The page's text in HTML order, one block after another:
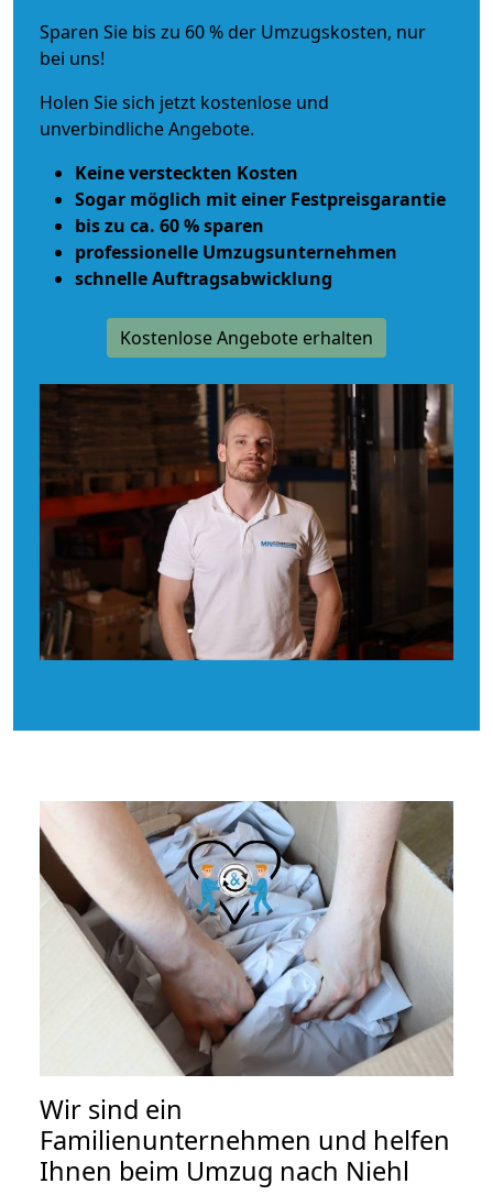
Sparen Sie bis zu 60 % der Umzugskosten, nur
bei uns!
Holen Sie sich jetzt kostenlose und
unverbindliche Angebote.
Keine versteckten Kosten
Sogar möglich mit einer Festpreisgarantie
bis zu ca. 60 % sparen
professionelle Umzugsunternehmen
schnelle Auftragsabwicklung
Kostenlose Angebote erhalten
Wir sind ein
Familienunternehmen und helfen
Ihnen beim Umzug nach Niehl